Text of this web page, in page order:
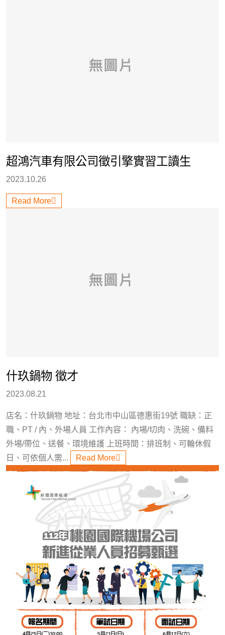
超鴻汽車有限公司徵引擎實習工讀生
2023.10.26
Read More
什玖鍋物 徵才
2023.08.21
店名：什玖鍋物 地址：台北市中山區德惠街19號 職缺：正
職、PT / 內、外場人員 工作內容： 內場/切肉、洗碗、備料
外場/帶位、送餐、環境維護 上班時間：排班制、可輪休假
日、可依個人需...
Read More